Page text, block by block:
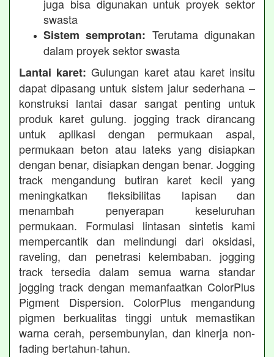
juga bisa digunakan untuk proyek sektor
swasta
Sistem semprotan: Terutama digunakan
dalam proyek sektor swasta
Lantai karet: Gulungan karet atau karet insitu
dapat dipasang untuk sistem jalur sederhana –
konstruksi lantai dasar sangat penting untuk
produk karet gulung. jogging track dirancang
untuk aplikasi dengan permukaan aspal,
permukaan beton atau lateks yang disiapkan
dengan benar, disiapkan dengan benar. Jogging
track mengandung butiran karet kecil yang
meningkatkan fleksibilitas lapisan dan
menambah penyerapan keseluruhan
permukaan. Formulasi lintasan sintetis kami
mempercantik dan melindungi dari oksidasi,
raveling, dan penetrasi kelembaban. jogging
track tersedia dalam semua warna standar
jogging track dengan memanfaatkan ColorPlus
Pigment Dispersion. ColorPlus mengandung
pigmen berkualitas tinggi untuk memastikan
warna cerah, persembunyian, dan kinerja non-
fading bertahun-tahun.